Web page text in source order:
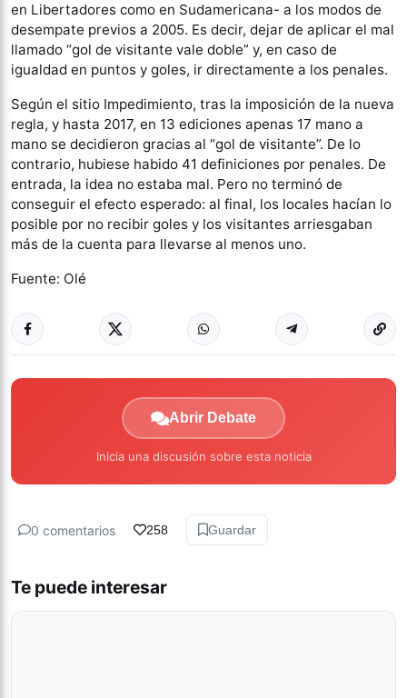
en Libertadores como en Sudamericana- a los modos de
desempate previos a 2005. Es decir, dejar de aplicar el mal
llamado “gol de visitante vale doble” y, en caso de
igualdad en puntos y goles, ir directamente a los penales.
Según el sitio Impedimiento, tras la imposición de la nueva
regla, y hasta 2017, en 13 ediciones apenas 17 mano a
mano se decidieron gracias al “gol de visitante”. De lo
contrario, hubiese habido 41 definiciones por penales. De
entrada, la idea no estaba mal. Pero no terminó de
conseguir el efecto esperado: al final, los locales hacían lo
posible por no recibir goles y los visitantes arriesgaban
más de la cuenta para llevarse al menos uno.
Fuente: Olé
Abrir Debate
Inicia una discusión sobre esta noticia
0 comentarios 258 Guardar
Te puede interesar